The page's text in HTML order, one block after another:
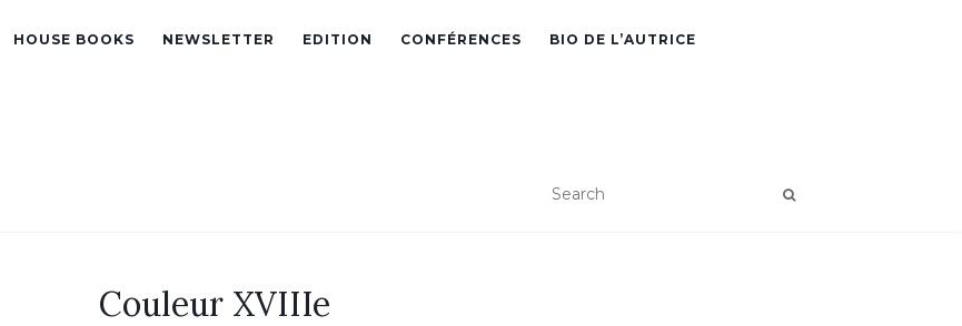
HOUSE BOOKS NEWSLETTER EDITION CONFÉRENCES BIO DE L’AUTRICE
Couleur XVIIIe